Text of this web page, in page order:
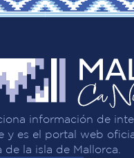
información de
y es el portal web
de la isla de Mallorca.